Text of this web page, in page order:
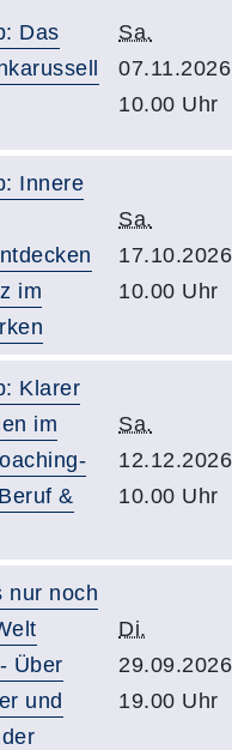
Das
Sa.
10.00 Uhr
Innere
im
Sa.
10.00 Uhr
Klarer
im
&
Sa.
10.00 Uhr
nur noch
Über
und
Di.
19.00 Uhr